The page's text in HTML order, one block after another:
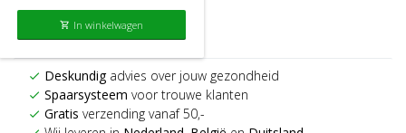
shopping_cart In winkelwagen
check Deskundigadvies over jouw gezondheid
check Spaarsysteem voor trouwe klanten
check Gratis verzending vanaf 50,-